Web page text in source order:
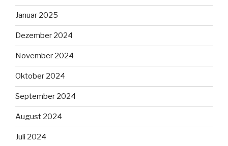
Januar 2025
Dezember 2024
November 2024
Oktober 2024
September 2024
August 2024
Juli 2024